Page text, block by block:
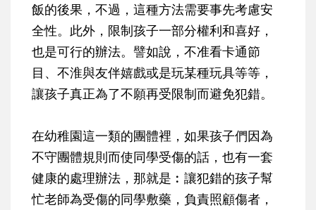
飯的後果，不過，這種方法需要事先考慮安
全性。此外，限制孩子一部分權利和喜好，
也是可行的辦法。譬如說，不准看卡通節
目、不淮與友伴嬉戲或是玩某種玩具等等，
讓孩子真正為了不願再受限制而避免犯錯。
在幼稚園這一類的團體裡，如果孩子們因為
不守團體規則而使同學受傷的話，也有一套
健康的處理辦法，那就是︰讓犯錯的孩子幫
忙老師為受傷的同學敷藥，負責照顧傷者，